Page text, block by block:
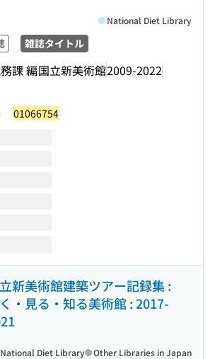
雑誌タイトル
課 編国立新美術館2009-2022
National Diet Library
01066754
新美術館建築ツアー記録集 :
・見る・知る美術館 : 2017-
National Diet Library Other Libraries in Japan